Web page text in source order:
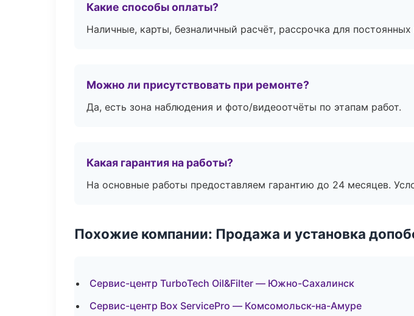
Какие способы оплаты?
Наличные, карты, безналичный расчёт, рассрочка для постоянных
Можно ли присутствовать при ремонте?
Да, есть зона наблюдения и фото/видеоотчёты по этапам работ.
Какая гарантия на работы?
На основные работы предоставляем гарантию до 24 месяцев.
Похожие компании: Продажа и установка
Сервис-центр TurboTech Oil&Filter — Южно-Сахалинск
Сервис-центр Box ServicePro — Комсомольск-на-Амуре